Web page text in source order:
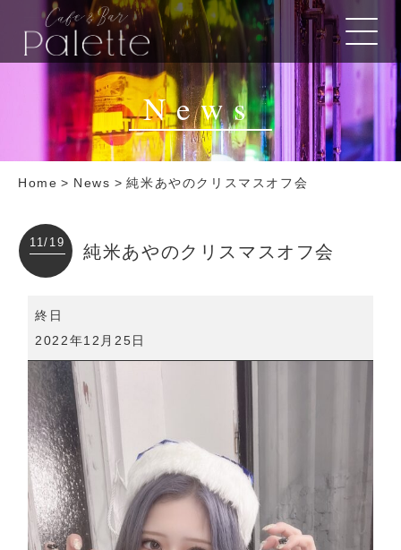
News
Home > News > 純米あやのクリスマスオフ会
11/19 純米あやのクリスマスオフ会
純
あ
の
ク
リ
ス
マ
ス
終日
2022年12月25日